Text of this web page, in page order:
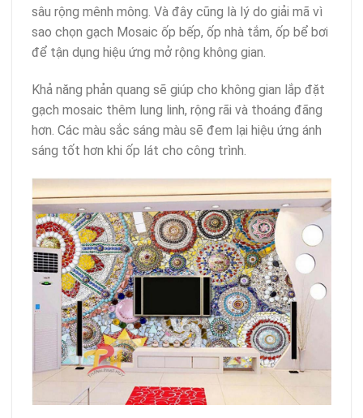
sâu rộng mênh mông. Và đây cũng là lý do giải mã vì
sao chọn gạch Mosaic ốp bếp, ốp nhà tắm, ốp bể bơi
để tận dụng hiệu ứng mở rộng không gian.
Khả năng phản quang sẽ giúp cho không gian lắp đặt
gạch mosaic thêm lung linh, rộng rãi và thoáng đãng
hơn. Các màu sắc sáng màu sẽ đem lại hiệu ứng ánh
sáng tốt hơn khi ốp lát cho công trình.